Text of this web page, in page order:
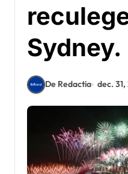
Sydney.
De Redactia dec.